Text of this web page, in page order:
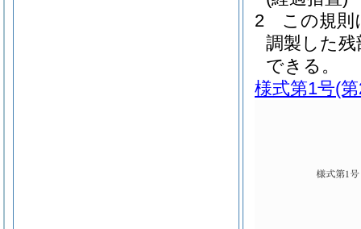
2
この規則
調製した
できる。
様式第1号(